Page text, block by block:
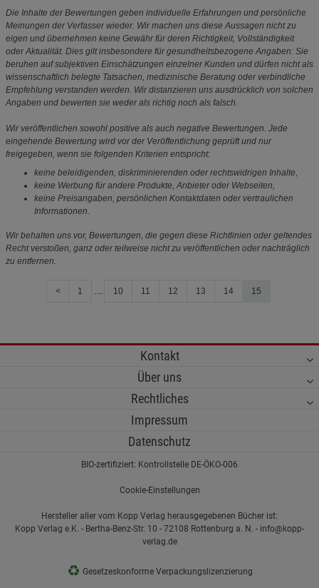
Die Inhalte der Bewertungen geben individuelle Erfahrungen und persönliche
Meinungen der Verfasser wieder. Wir machen uns diese Aussagen nicht zu
eigen und übernehmen keine Gewähr für deren Richtigkeit, Vollständigkeit
oder Aktualität. Dies gilt insbesondere für gesundheitsbezogene Angaben: Sie
beruhen auf subjektiven Einschätzungen einzelner Kunden und dürfen nicht als
wissenschaftlich belegte Tatsachen, medizinische Beratung oder verbindliche
Empfehlung verstanden werden. Wir distanzieren uns ausdrücklich von solchen
Angaben und bewerten sie weder als richtig noch als falsch.
Wir veröffentlichen sowohl positive als auch negative Bewertungen. Jede
eingehende Bewertung wird vor der Veröffentlichung geprüft und nur
freigegeben, wenn sie folgenden Kriterien entspricht:
keine beleidigenden, diskriminierenden oder rechtswidrigen Inhalte,
keine Werbung für andere Produkte, Anbieter oder Webseiten,
keine Preisangaben, persönlichen Kontaktdaten oder vertraulichen
Informationen.
Wir behalten uns vor, Bewertungen, die gegen diese Richtlinien oder geltendes
Recht verstoßen, ganz oder teilweise nicht zu veröffentlichen oder nachträglich
zu entfernen.
< 1 .... 10 11 12 13 14 15
Kontakt
Über uns
Rechtliches
Impressum
Datenschutz
BIO-zertifiziert: Kontrollstelle DE-ÖKO-006
Cookie-Einstellungen
Hersteller aller vom Kopp Verlag herausgegebenen Bücher ist:
Kopp Verlag e.K. - Bertha-Benz-Str. 10 - 72108 Rottenburg a. N. - info@kopp-
verlag.de
♻ Gesetzeskonforme Verpackungslizenzierung